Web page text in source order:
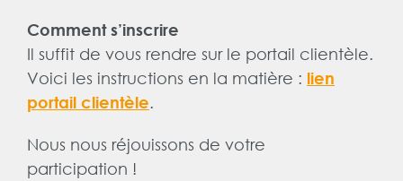
Comment s’inscrire
Il suffit de vous rendre sur le portail clientèle.
Voici les instructions en la matière : lien
portail clientèle.
Nous nous réjouissons de votre
participation !